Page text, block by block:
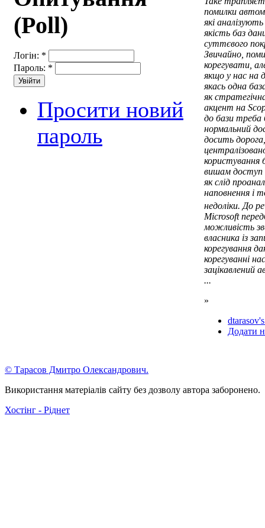
(Poll)
Логін: *
Пароль: *
Просити новий
пароль
помилки
які
якість баз
суттєвого
Звичайно,
корегувати,
якщо у нас на
якась одна
як
акцент на
до бази
нормальний
досить
користування
вишам доступ
як слід
наповнення і
недоліки. До
Microsoft
можливість
власника із
корегування
корегуванні
зацікавлений
...
»
Додати
© Тарасов Дмитро Олександрович.
Використання матеріалів сайту без дозволу автора заборонено.
Хостінг - Ріднет